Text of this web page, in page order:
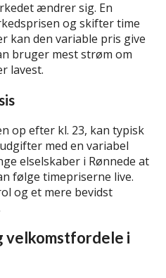
ændrer sig. En
og skifter time
kan den variable pris give
bruger mest strøm om
lavest.
op efter kl. 23, kan typisk
med en variabel
elselskaber i Rønnede at
følge timepriserne live.
og et mere bevidst
velkomstfordele i